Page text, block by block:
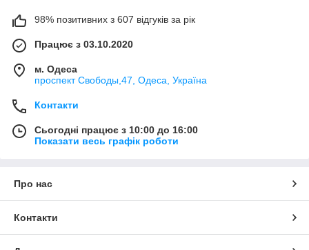
98% позитивних з 607 відгуків за рік
Працює з 03.10.2020
м. Одеса
проспект Свободы,47, Одеса, Україна
Контакти
Сьогодні працює з 10:00 до 16:00
Показати весь графік роботи
Про нас
Контакти